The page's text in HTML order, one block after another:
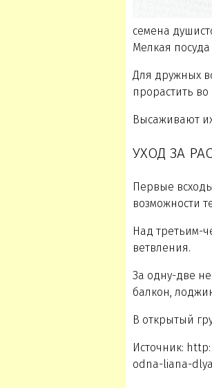
семена
Мелкая
Для дружных
прорастить
Высаживают
УХОД ЗА
Первые
возможности
Над третьим-
ветвления.
За одну-две
балкон,
В открытый
Источник:
odna-liana-